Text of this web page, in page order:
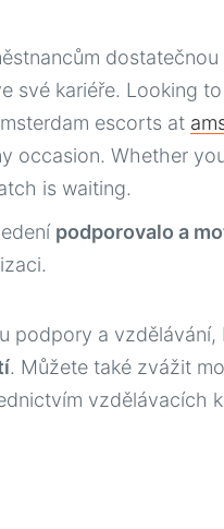
dostatečnou
své kariéře. Looking
escorts at
occasion. Whether
is waiting.
podporovalo a
podpory a
. Můžete také zvážit
vzdělávacích